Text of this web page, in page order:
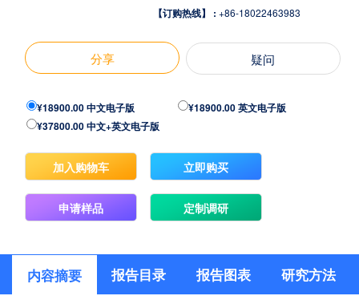
【订购热线】 : +86-18022463983
分享 疑问
¥18900.00 中文电子版
¥18900.00 英文电子版
¥37800.00 中文+英文电子版
加入购物车 立即购买
申请样品 定制调研
内容摘要 报告目录 报告图表 研究方法